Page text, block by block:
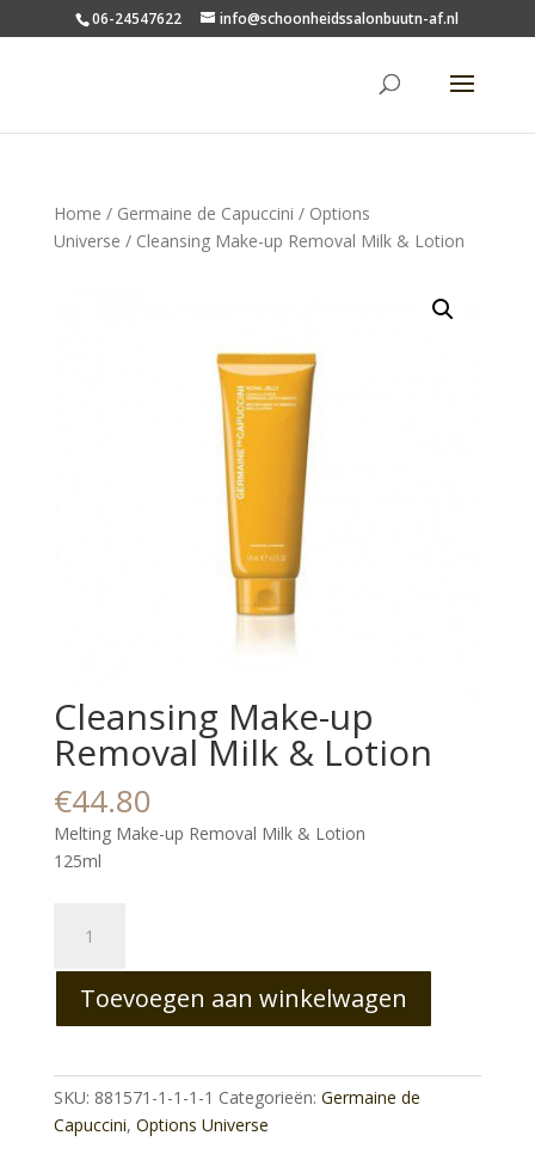
06-24547622 info@schoonheidssalonbuutn-af.nl
Home / Germaine de Capuccini / Options
Universe / Cleansing Make-up Removal Milk & Lotion
Cleansing Make-up
Removal Milk & Lotion
€44.80
Melting Make-up Removal Milk & Lotion
125ml
Make-
up
Removal
Milk
Lotion
aantal
Toevoegen aan winkelwagen
SKU: 881571-1-1-1-1 Categorieën: Germaine de
Capuccini, Options Universe